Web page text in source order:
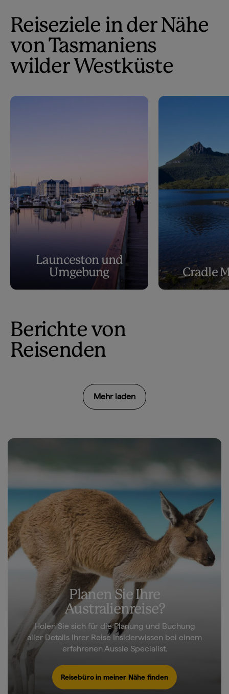
Reiseziele in der Nähe
von Tasmaniens
wilder Westküste
Launceston und
Umgebung
Cradle
Berichte von
Reisenden
Mehr laden
Planen Sie Ihre
Australienreise?
Holen Sie sich für die Planung und Buchung
aller Details Ihrer Reise Insiderwissen bei einem
erfahrenen Aussie Specialist.
Reisebüro in meiner Nähe finden